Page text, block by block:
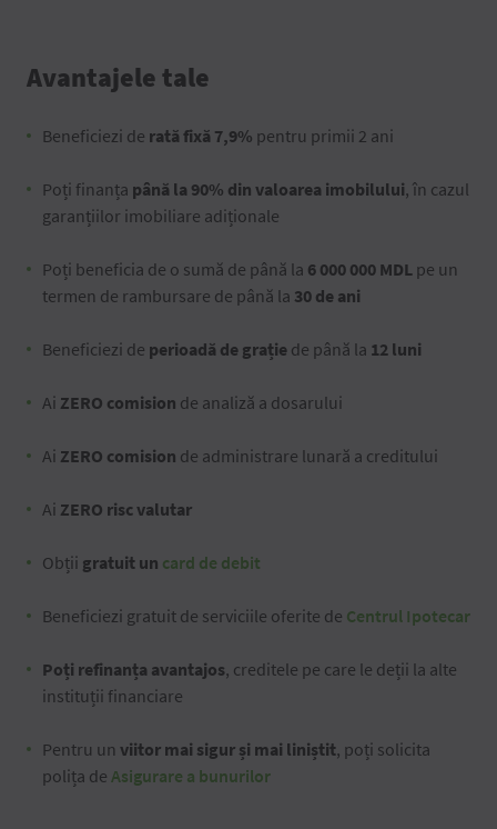
Avantajele tale
Beneficiezi de rată fixă 7,9% pentru primii 2 ani
Poți finanța până la 90% din valoarea imobilului, în cazul
garanțiilor imobiliare adiționale
Poți beneficia de o sumă de până la 6 000 000 MDL pe un
termen de rambursare de până la 30 de ani
Beneficiezi de perioadă de grație de până la 12 luni
Ai ZERO comision de analiză a dosarului
Ai ZERO comision de administrare lunară a creditului
Ai ZERO risc valutar
Obții gratuit un card de debit
Beneficiezi gratuit de serviciile oferite de Centrul Ipotecar
Poți refinanța avantajos, creditele pe care le deții la alte
instituții financiare
Pentru un viitor mai sigur și mai liniștit, poți solicita
polița de Asigurare a bunurilor